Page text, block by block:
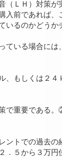
（ＬＨ）対策が
入前であれば、
いるのかどうか
ている場合に
、もしくは２４
重要である。
ントでの過去の
．５から３万円